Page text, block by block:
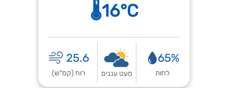
🌡️16°C
65%
לחות מעט עננים
25.6
רוח (קמ"ש)